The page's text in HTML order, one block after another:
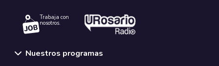
Trabaja con
nosotros.
Nuestros programas